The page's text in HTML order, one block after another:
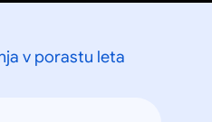
v porastu leta